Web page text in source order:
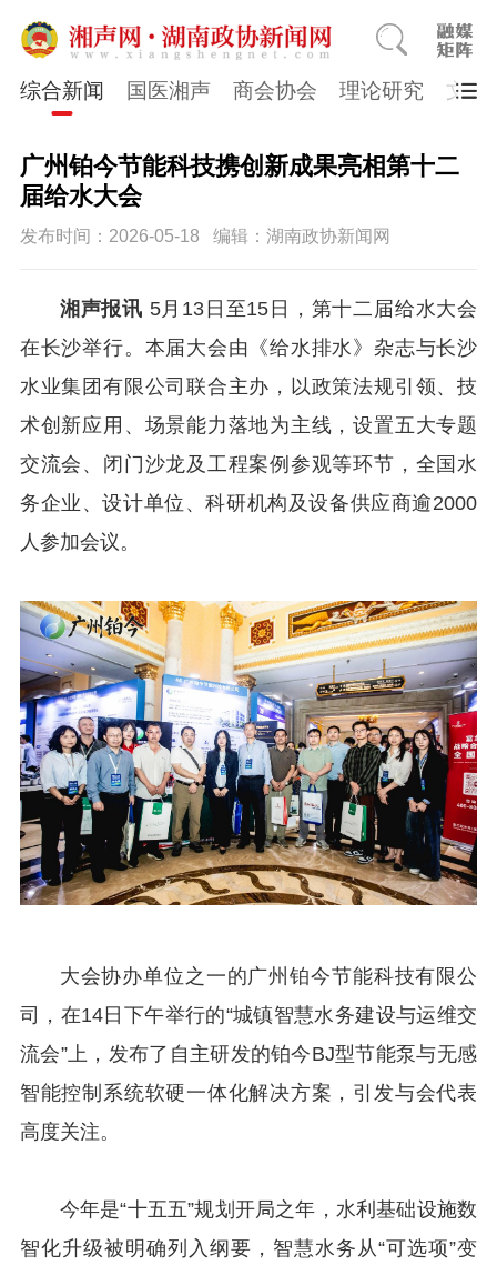
综合新闻 国医湘声 商会协会 理论研究 文史
广州铂今节能科技携创新成果亮相第十二
届给水大会
发布时间：2026-05-18 编辑：湖南政协新闻网
湘声报讯 5月13日至15日，第十二届给水大会
在长沙举行。本届大会由《给水排水》杂志与长沙
水业集团有限公司联合主办，以政策法规引领、技
术创新应用、场景能力落地为主线，设置五大专题
交流会、闭门沙龙及工程案例参观等环节，全国水
务企业、设计单位、科研机构及设备供应商逾2000
人参加会议。
大会协办单位之一的广州铂今节能科技有限公
司，在14日下午举行的“城镇智慧水务建设与运维交
流会”上，发布了自主研发的铂今BJ型节能泵与无感
智能控制系统软硬一体化解决方案，引发与会代表
高度关注。
今年是“十五五”规划开局之年，水利基础设施数
智化升级被明确列入纲要，智慧水务从“可选项”变